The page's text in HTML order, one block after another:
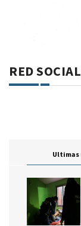
RED SOCIAL